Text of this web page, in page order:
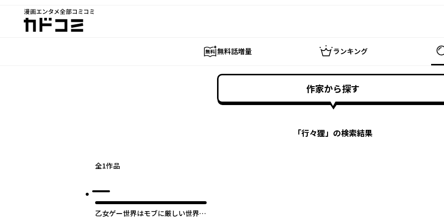
漫画エンタメ全部コミコミ
カドコミ
無料話増量 ランキング
作家から探す
「行々狸」の検索結果
全1作品
乙女ゲー世界はモブに厳しい世界で